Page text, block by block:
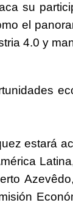
su
el
4.0 y
estará